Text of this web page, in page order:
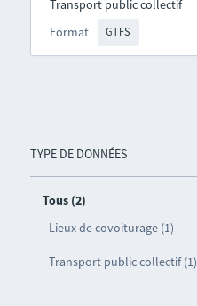
TYPE DE DONNÉES
Tous (2)
Lieux de covoiturage (1)
Transport public collectif (1)
Format GTFS
Transport public collectif